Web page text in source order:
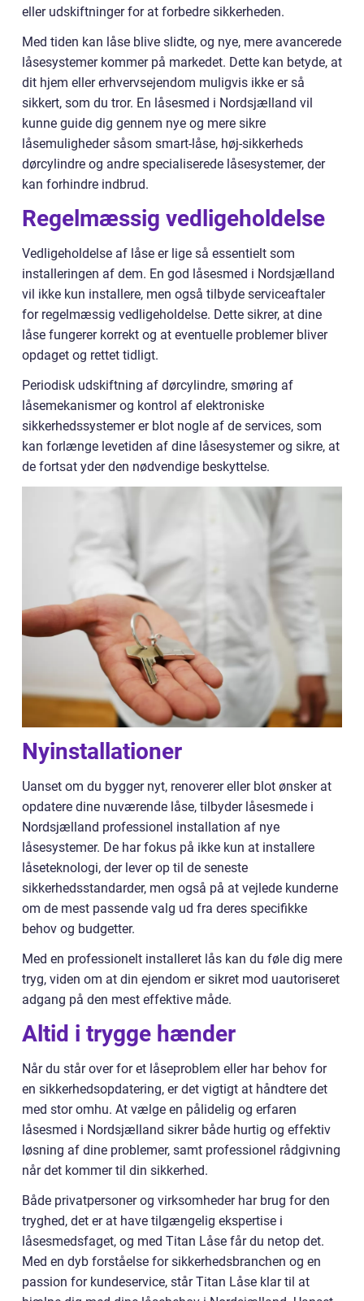
eller udskiftninger for at forbedre sikkerheden.
Med tiden kan låse blive slidte, og nye, mere avancerede
låsesystemer kommer på markedet. Dette kan betyde, at
dit hjem eller erhvervsejendom muligvis ikke er så
sikkert, som du tror. En låsesmed i Nordsjælland vil
kunne guide dig gennem nye og mere sikre
låsemuligheder såsom smart-låse, høj-sikkerheds
dørcylindre og andre specialiserede låsesystemer, der
kan forhindre indbrud.
Regelmæssig vedligeholdelse
Vedligeholdelse af låse er lige så essentielt som
installeringen af dem. En god låsesmed i Nordsjælland
vil ikke kun installere, men også tilbyde serviceaftaler
for regelmæssig vedligeholdelse. Dette sikrer, at dine
låse fungerer korrekt og at eventuelle problemer bliver
opdaget og rettet tidligt.
Periodisk udskiftning af dørcylindre, smøring af
låsemekanismer og kontrol af elektroniske
sikkerhedssystemer er blot nogle af de services, som
kan forlænge levetiden af dine låsesystemer og sikre, at
de fortsat yder den nødvendige beskyttelse.
Nyinstallationer
Uanset om du bygger nyt, renoverer eller blot ønsker at
opdatere dine nuværende låse, tilbyder låsesmede i
Nordsjælland professionel installation af nye
låsesystemer. De har fokus på ikke kun at installere
låseteknologi, der lever op til de seneste
sikkerhedsstandarder, men også på at vejlede kunderne
om de mest passende valg ud fra deres specifikke
behov og budgetter.
Med en professionelt installeret lås kan du føle dig mere
tryg, viden om at din ejendom er sikret mod uautoriseret
adgang på den mest effektive måde.
Altid i trygge hænder
Når du står over for et låseproblem eller har behov for
en sikkerhedsopdatering, er det vigtigt at håndtere det
med stor omhu. At vælge en pålidelig og erfaren
låsesmed i Nordsjælland sikrer både hurtig og effektiv
løsning af dine problemer, samt professionel rådgivning
når det kommer til din sikkerhed.
Både privatpersoner og virksomheder har brug for den
tryghed, det er at have tilgængelig ekspertise i
låsesmedsfaget, og med Titan Låse får du netop det.
Med en dyb forståelse for sikkerhedsbranchen og en
passion for kundeservice, står Titan Låse klar til at